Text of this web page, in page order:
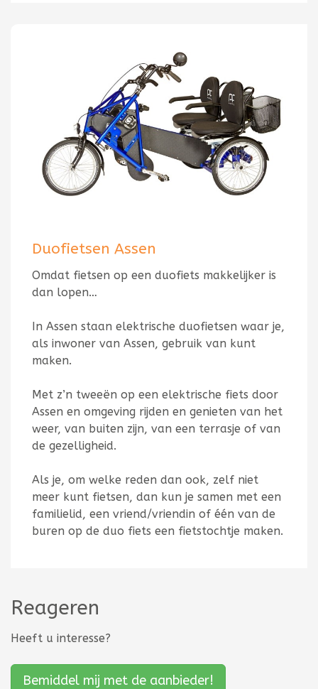
Duofietsen Assen
Omdat fietsen op een duofiets makkelijker is
dan lopen…
In Assen staan elektrische duofietsen waar je,
als inwoner van Assen, gebruik van kunt
maken.
Met z’n tweeën op een elektrische fiets door
Assen en omgeving rijden en genieten van het
weer, van buiten zijn, van een terrasje of van
de gezelligheid.
Als je, om welke reden dan ook, zelf niet
meer kunt fietsen, dan kun je samen met een
familielid, een vriend/vriendin of één van de
buren op de duo fiets een fietstochtje maken.
Reageren
Heeft u interesse?
Bemiddel mij met de aanbieder!